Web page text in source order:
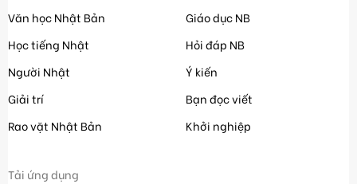
Văn học Nhật Bản
Học tiếng Nhật
Người Nhật
Giải trí
Rao vặt Nhật Bản
Giáo dục NB
Hỏi đáp NB
Ý kiến
Bạn đọc viết
Khởi nghiệp
Tải ứng dụng